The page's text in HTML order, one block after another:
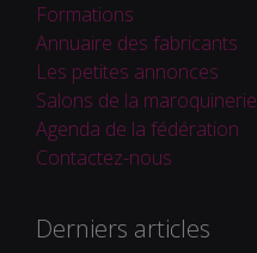
Formations
Annuaire des fabricants
Les petites annonces
Salons de la maroquinerie
Agenda de la fédération
Contactez-nous
Derniers articles